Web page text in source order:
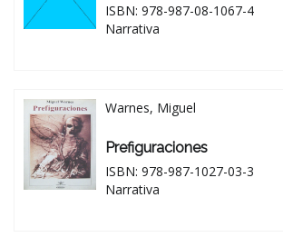
ISBN: 978-987-08-1067-4
Narrativa
Warnes, Miguel
Prefiguraciones
ISBN: 978-987-1027-03-3
Narrativa